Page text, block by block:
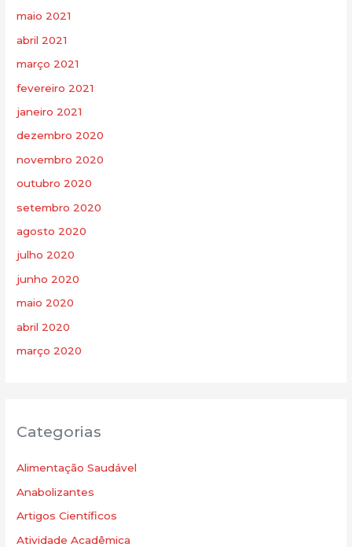
maio 2021
abril 2021
março 2021
fevereiro 2021
janeiro 2021
dezembro 2020
novembro 2020
outubro 2020
setembro 2020
agosto 2020
julho 2020
junho 2020
maio 2020
abril 2020
março 2020
Categorias
Alimentação Saudável
Anabolizantes
Artigos Científicos
Atividade Acadêmica